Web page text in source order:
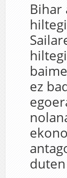
Bihar
ez